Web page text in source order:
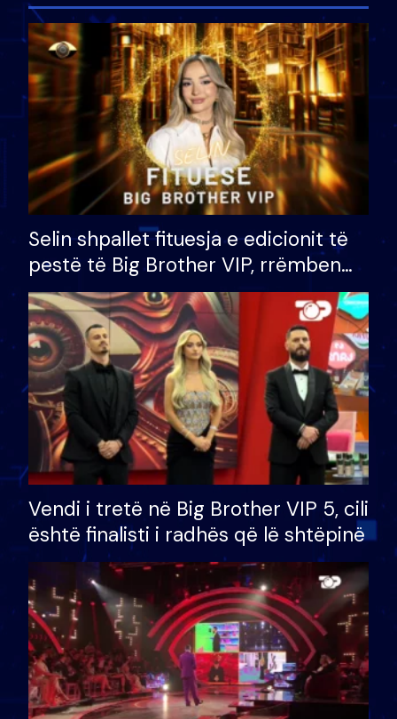
Selin shpallet fituesja e edicionit të
pestë të Big Brother VIP, rrëmben
çmimin e madh prej 100 mijë eurosh
Vendi i tretë në Big Brother VIP 5, cili
është finalisti i radhës që lë shtëpinë